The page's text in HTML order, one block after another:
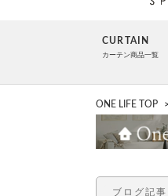
CURTAIN
カーテン商品一覧
ONE LIFE TOP >